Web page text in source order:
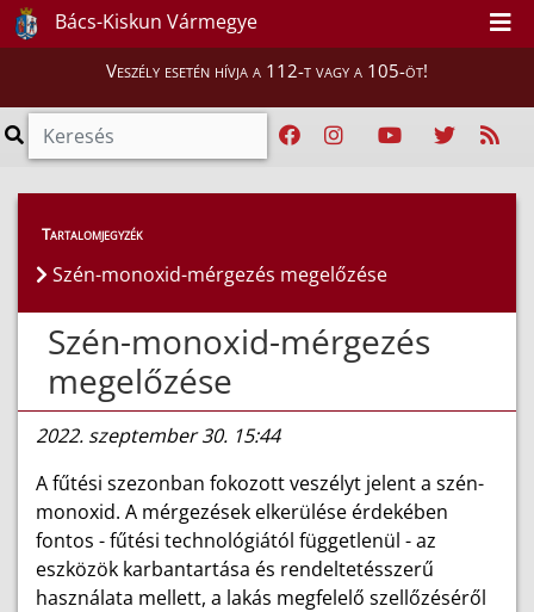
Bács-Kiskun Vármegye
Veszély esetén hívja a 112-t vagy a 105-öt!
Híreink > Hírek
Tartalomjegyzék
Szén-monoxid-mérgezés megelőzése
Szén-monoxid-mérgezés
megelőzése
2022. szeptember 30. 15:44
A fűtési szezonban fokozott veszélyt jelent a szén-
monoxid. A mérgezések elkerülése érdekében
fontos - fűtési technológiától függetlenül - az
eszközök karbantartása és rendeltetésszerű
használata mellett, a lakás megfelelő szellőzéséről